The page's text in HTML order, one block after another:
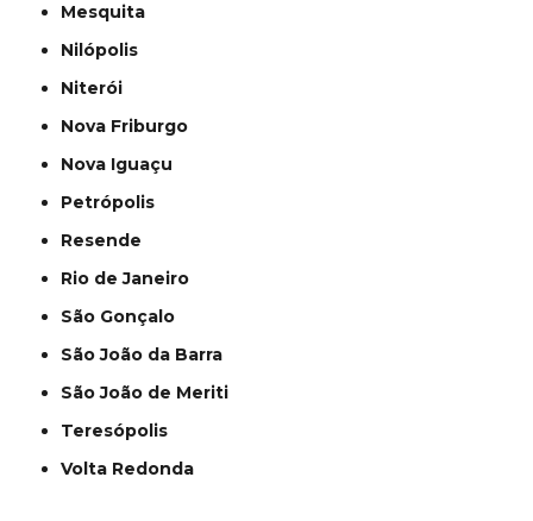
Mesquita
Nilópolis
Niterói
Nova Friburgo
Nova Iguaçu
Petrópolis
Resende
Rio de Janeiro
São Gonçalo
São João da Barra
São João de Meriti
Teresópolis
Volta Redonda